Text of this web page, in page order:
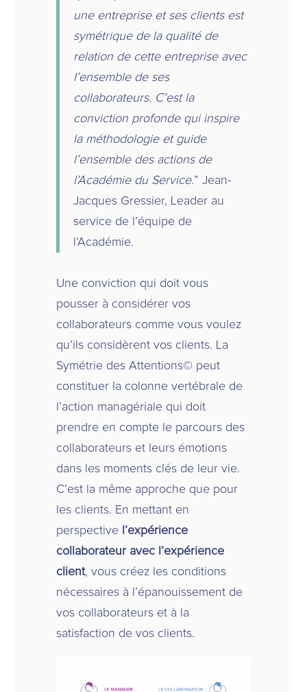
une entreprise et ses clients est
symétrique de la qualité de
relation de cette entreprise avec
l’ensemble de ses
collaborateurs. C’est la
conviction profonde qui inspire
la méthodologie et guide
l’ensemble des actions de
l’Académie du Service.” Jean-
Jacques Gressier, Leader au
service de l’équipe de
l’Académie.
Une conviction qui doit vous
pousser à considérer vos
collaborateurs comme vous voulez
qu’ils considèrent vos clients. La
Symétrie des Attentions© peut
constituer la colonne vertébrale de
l’action managériale qui doit
prendre en compte le parcours des
collaborateurs et leurs émotions
dans les moments clés de leur vie.
C’est la même approche que pour
les clients. En mettant en
perspective l’expérience
collaborateur avec l’expérience
client, vous créez les conditions
nécessaires à l’épanouissement de
vos collaborateurs et à la
satisfaction de vos clients.